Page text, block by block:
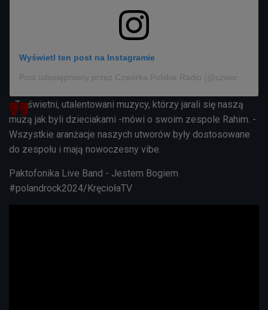
Wyświetl ten post na Instagramie
- To świetni, utalentowani muzycy, którzy jarali się naszą
muzą jak byli dzieciakami -mówi o swoim zespole Rahim. -
Wszystkie aranżacje naszych utworów były dostosowane
do zespołu i mają nowoczesny vibe.
Paktofonika Live Band - Jestem Bogiem
#polandrock2024/KręciołaTV